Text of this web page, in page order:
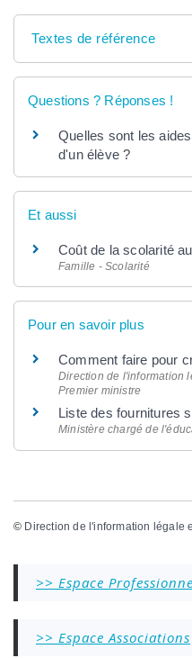
Textes de référence
Questions ? Réponses !
Quelles sont les
d'un élève ?
Et aussi
Coût de la scolarité
Famille - Scolarité
Pour en savoir plus
Comment faire pour
Direction de l'information
Premier ministre
Liste des fournitures
Ministère chargé de
© Direction de l'information légale
>> Espace
>> Espace Associations